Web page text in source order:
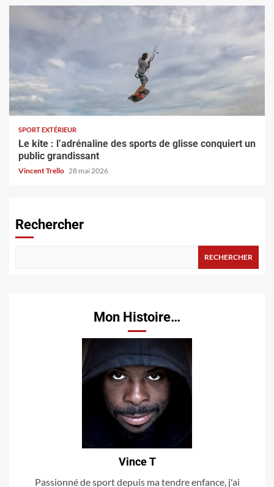
SPORT EXTÉRIEUR
Le kite : l’adrénaline des sports de glisse conquiert un
public grandissant
Vincent Trello 28 mai 2026
Rechercher
RECHERCHER
Mon Histoire…
Vince T
Passionné de sport depuis ma tendre enfance, j'ai